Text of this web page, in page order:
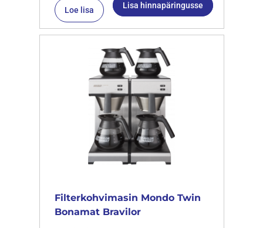
Loe lisa Lisa hinnapäringusse
Filterkohvimasin Mondo Twin
Bonamat Bravilor